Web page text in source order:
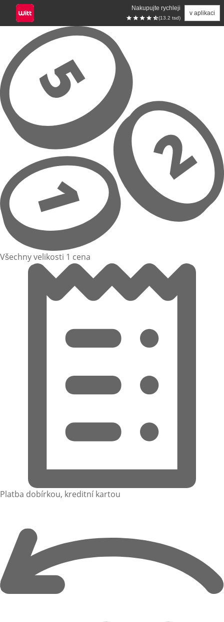
Nakupujte rychleji
(13.2 tsd)
v aplikaci
Přeskočit na hlavní obsah
Všechny velikosti 1 cena
Platba dobírkou, kreditní kartou